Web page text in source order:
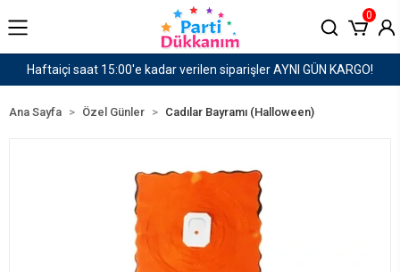
siparişler AYNI GÜN KARGO! 1500 TL ve
0
Ana Sayfa Özel Günler Cadılar Bayramı (Halloween)